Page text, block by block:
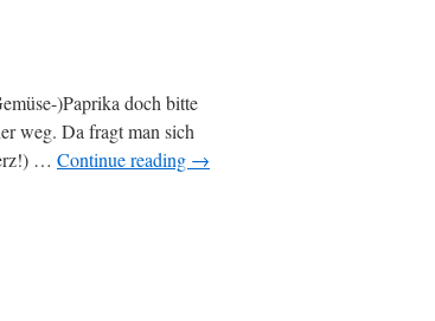
)Paprika doch bitte
weg. Da fragt man sich
… Continue reading →